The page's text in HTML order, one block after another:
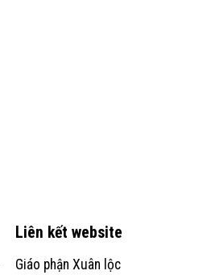
Liên kết website
Giáo phận Xuân lộc